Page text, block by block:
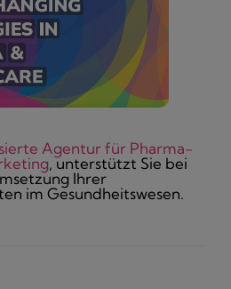
Agentur für Pharma-
, unterstützt Sie bei
Ihrer
im Gesundheitswesen.